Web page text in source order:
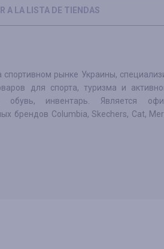
A LA LISTA DE TIENDAS
рынке Украины,
для спорта, туризма и
обувь, инвентарь. Является
брендов Columbia, Skechers, Cat,